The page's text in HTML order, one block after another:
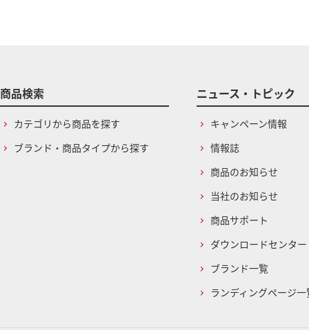
商品検索
カテゴリから商品を探す
ブランド・商品タイプから探す
ニュース・トピック
キャンペーン情報
情報誌
商品のお知らせ
当社のお知らせ
商品サポート
ダウンロードセンター
ブランド一覧
ランディングページ一